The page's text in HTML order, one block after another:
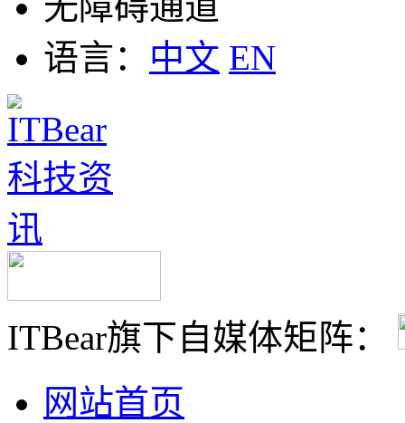
语言： 中文 EN
ITBear旗下自媒体矩阵：
网站首页